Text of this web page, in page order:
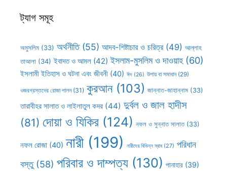
ট্যাগ সমূহ
অমুসলিম (33) অর্থনীতি(55) আদব-শিষ্টাচার ও চরিত্র(49) আল্লাহ
তাআলা (34) ইবাদত ও আমল (42) ইসলাম-মুসলিম ও দাওয়াহ(60)
ইসলামী ইতিহাস ও ঘটনা এবং জীবনী (40) ঈদ (26) উপায় বা সমাধান(29)
ওজরগ্রস্তদের রোজা পালন(31) কুরআন(103) জান্নাত-জাহান্নাম (33)
তারাবীহর সালাত ও লাইলাতুল কদর (44) দুর্বল ও জাল হাদীস
(81) দোয়া ও যিকির (124) নফল ও সুন্নাত সালাত(33)
নফল রোজা (40) নারী(199) নারীদের বিভিন্ন স্রাব(27) পরিধান
বস্তু(58) পরিবার ও দাম্পত্য (130) পানাহার (39)